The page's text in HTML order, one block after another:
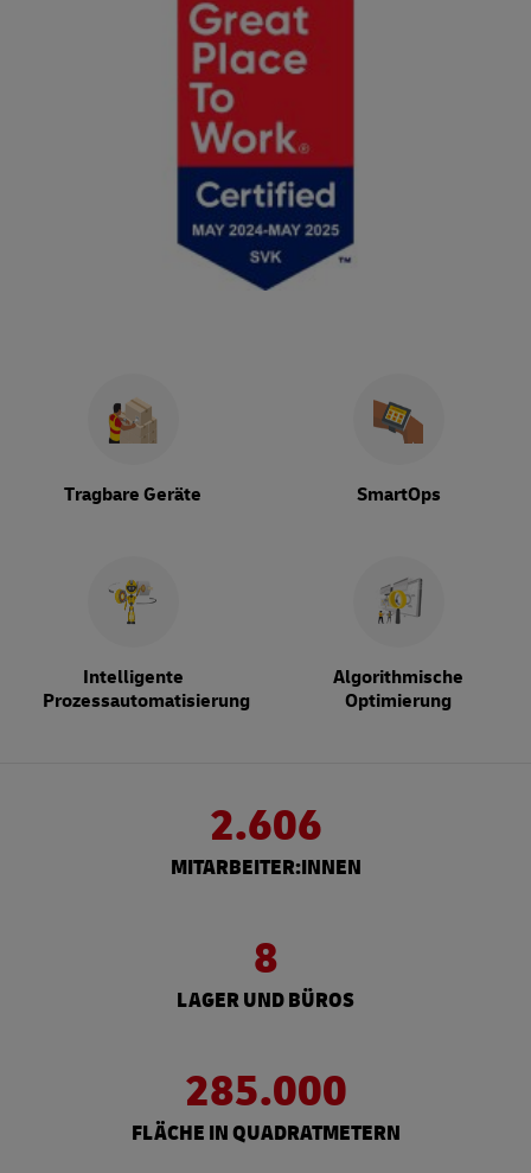
Tragbare Geräte SmartOps
Intelligente
Prozessautomatisierung
Algorithmische
Optimierung
2.606
MITARBEITER:INNEN
8
LAGER UND BÜROS
285.000
FLÄCHE IN QUADRATMETERN